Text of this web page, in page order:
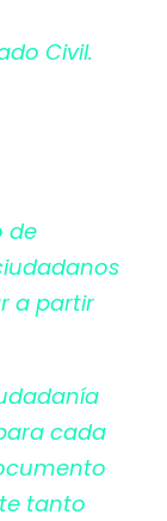
Civil.
de
a partir
cada
tanto